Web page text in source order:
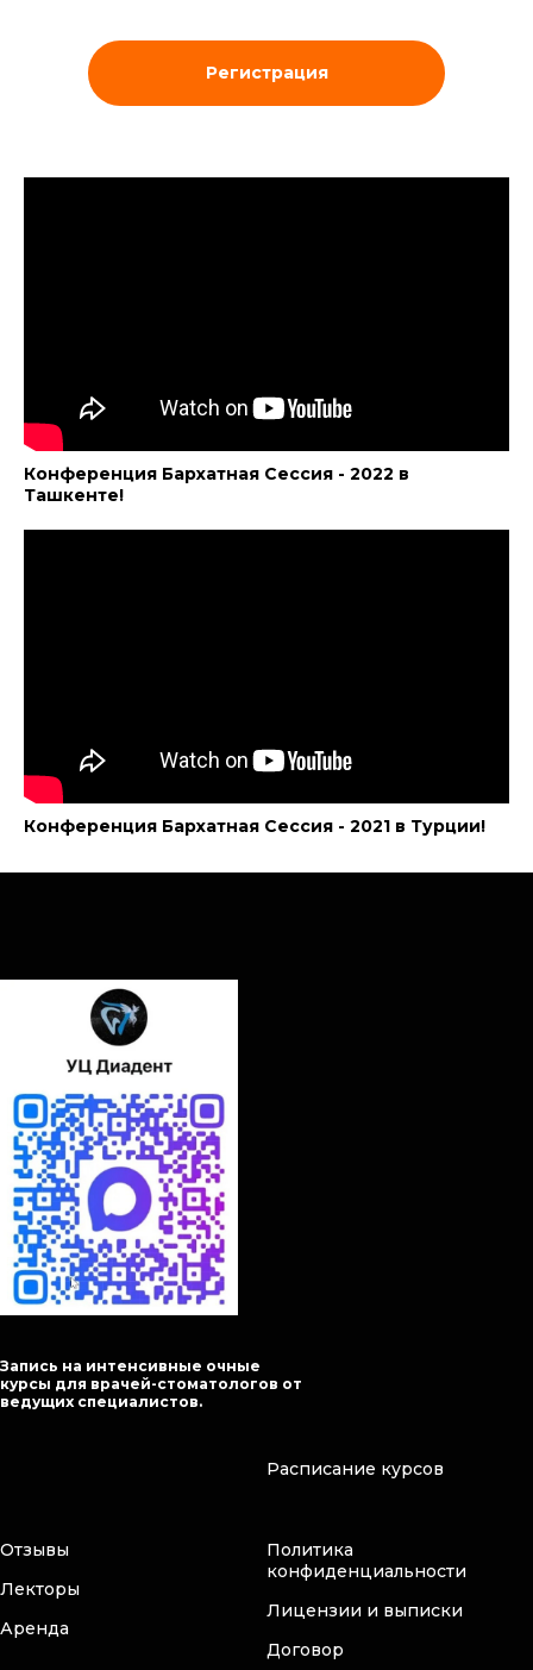
Регистрация
Конференция Бархатная Сессия - 2022 в
Ташкенте!
Конференция Бархатная Сессия - 2021 в Турции!
Запись на интенсивные очные
курсы для врачей-стоматологов от
ведущих специалистов.
Расписание курсов
Отзывы
Лекторы
Аренда
Политика
конфиденциальности
Лицензии и выписки
Договор